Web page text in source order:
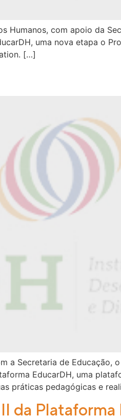
Humanos, com apoio da
uma nova etapa o
[…]
Secretaria de Educação,
EducarDH, uma
práticas pedagógicas e
da Plataforma